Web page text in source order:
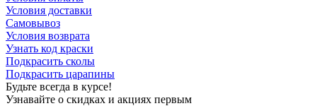
Условия доставки
Самовывоз
Условия возврата
Узнать код краски
Подкрасить сколы
Подкрасить царапины
Будьте всегда в курсе!
Узнавайте о скидках и акциях первым